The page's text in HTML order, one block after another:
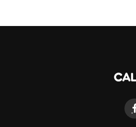
è un gruppo unito,
tanto Pirlo come